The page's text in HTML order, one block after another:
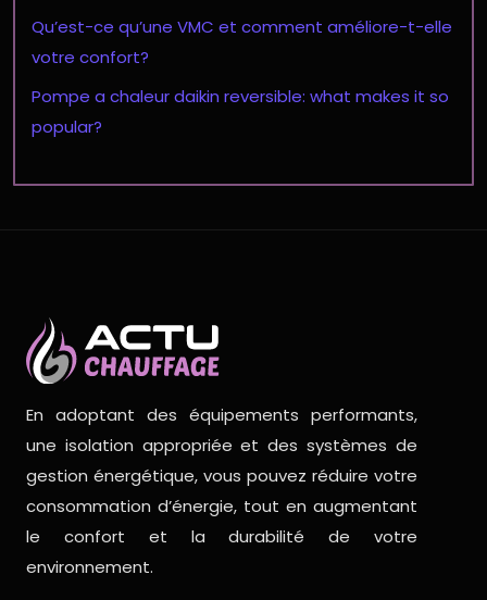
Qu’est-ce qu’une VMC et comment améliore-t-elle
votre confort?
Pompe a chaleur daikin reversible: what makes it so
popular?
En adoptant des équipements performants,
une isolation appropriée et des systèmes de
gestion énergétique, vous pouvez réduire votre
consommation d’énergie, tout en augmentant
le confort et la durabilité de votre
environnement.